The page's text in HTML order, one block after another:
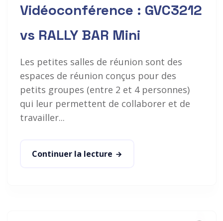
Vidéoconférence : GVC3212
vs RALLY BAR Mini
Les petites salles de réunion sont des
espaces de réunion conçus pour des
petits groupes (entre 2 et 4 personnes)
qui leur permettent de collaborer et de
travailler...
Continuer la lecture